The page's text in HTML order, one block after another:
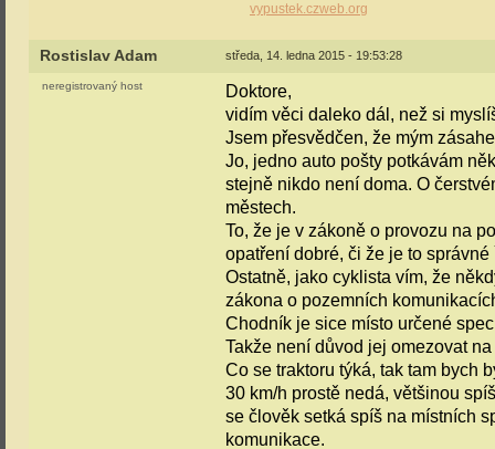
vypustek.czweb.org
Rostislav Adam středa, 14. ledna 2015 - 19:53:28
neregistrovaný host
Doktore,
vidím věci daleko dál, než si
Jsem přesvědčen, že mým
Jo, jedno auto pošty potkávám
stejně nikdo není doma. O
městech.
To, že je v zákoně o provozu na
opatření dobré, či že je to správné
Ostatně, jako cyklista vím, že
zákona o pozemních
Chodník je sice místo určené
Takže není důvod jej omezovat
Co se traktoru týká, tak tam bych
30 km/h prostě nedá, většinou
se člověk setká spíš na místních
komunikace.